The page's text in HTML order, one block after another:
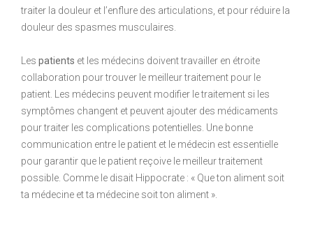
traiter la douleur et l’enflure des articulations, et pour réduire la
douleur des spasmes musculaires.
Les patients et les médecins doivent travailler en étroite
collaboration pour trouver le meilleur traitement pour le
patient. Les médecins peuvent modifier le traitement si les
symptômes changent et peuvent ajouter des médicaments
pour traiter les complications potentielles. Une bonne
communication entre le patient et le médecin est essentielle
pour garantir que le patient reçoive le meilleur traitement
possible. Comme le disait Hippocrate : « Que ton aliment soit
ta médecine et ta médecine soit ton aliment ».